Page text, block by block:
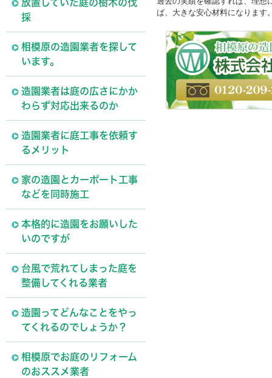
放置していた庭の樹木の伐
採
相模原の造園業者を探して
います。
造園業者は庭の広さにかか
わらず対応出来るのか
造園業者に庭工事を依頼す
るメリット
家の造園とカーポート工事
などを同時施工
本格的に造園をお願いした
いのですが
台風で荒れてしまった庭を
整備してくれる業者
造園ってどんなことをやっ
てくれるのでしょうか？
相模原でお庭のリフォーム
のおススメ業者
ば、大きな安心材料になります